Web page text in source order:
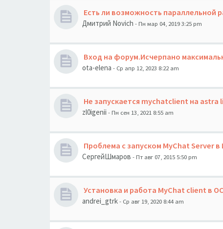
Есть ли возможность параллельной
Дмитрий Novich - Пн мар 04, 2019 3:25 pm
Вход на форум.Исчерпано
ota-elena - Ср апр 12, 2023 8:22 am
Не запускается mychatclient на astra
zl0igenii - Пн сен 13, 2021 8:55 am
Проблема с запуском MyChat Server в
СергейШмаров - Пт авг 07, 2015 5:50 pm
Установка и работа MyChat client в
andrei_gtrk- Ср авг 19, 2020 8:44 am